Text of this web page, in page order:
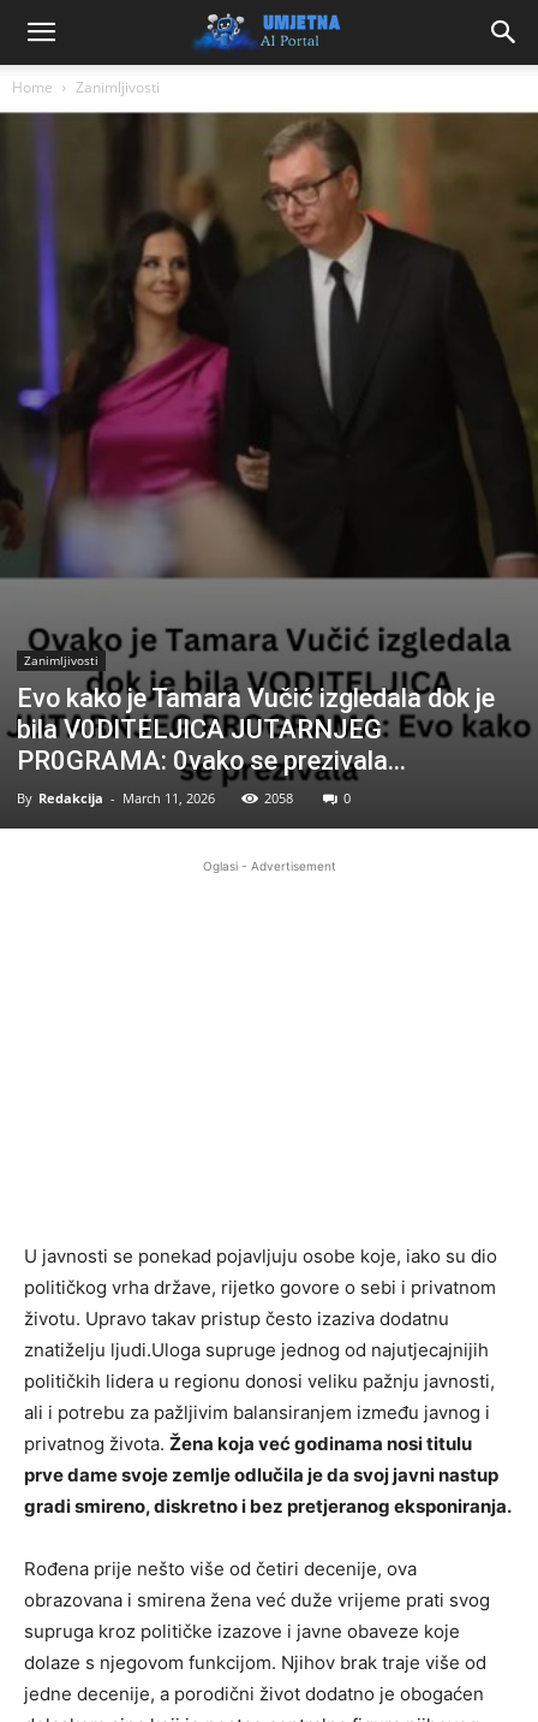
Home Zanimljivosti
Zanimljivosti
Evo kako je Tamara Vučić izgledala dok je
bila V0DlTELJlCA JUTARNJEG
PR0GRAMA: 0vako se prezivala…
By Redakcija - March 11, 2026 2058 0
Oglasi - Advertisement
U javnosti se ponekad pojavljuju osobe koje, iako su dio
političkog vrha države, rijetko govore o sebi i privatnom
životu. Upravo takav pristup često izaziva dodatnu
znatiželju ljudi.Uloga supruge jednog od najutjecajnijih
političkih lidera u regionu donosi veliku pažnju javnosti,
ali i potrebu za pažljivim balansiranjem između javnog i
privatnog života. Žena koja već godinama nosi titulu
prve dame svoje zemlje odlučila je da svoj javni nastup
gradi smireno, diskretno i bez pretjeranog eksponiranja.
Rođena prije nešto više od četiri decenije, ova
obrazovana i smirena žena već duže vrijeme prati svog
supruga kroz političke izazove i javne obaveze koje
dolaze s njegovom funkcijom. Njihov brak traje više od
jedne decenije, a porodični život dodatno je obogaćen